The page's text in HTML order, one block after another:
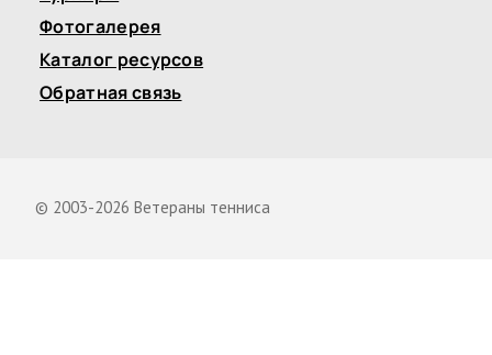
Фотогалерея
Каталог ресурсов
Обратная связь
© 2003-2026 Ветераны тенниса